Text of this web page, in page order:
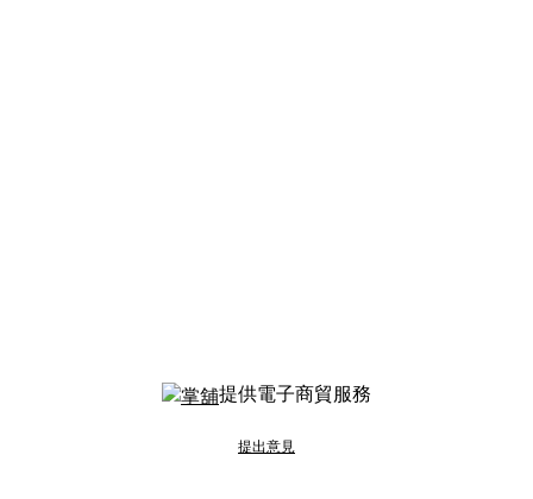
提供電子商貿服務
提出意見